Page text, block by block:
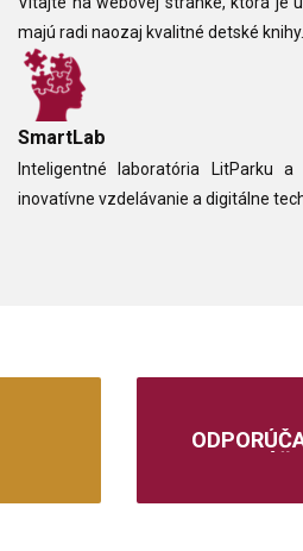
majú radi naozaj kvalitné detské knihy.
SmartLab
Inteligentné laboratória LitParku a
inovatívne vzdelávanie a digitálne